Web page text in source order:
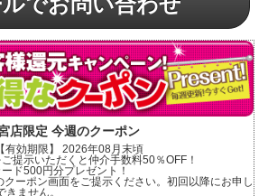
店限定 今週のクーポン
有効期限】 2026年08月末頃
提示いただくと仲介手数料50％OFF！
ド500円分プレゼント！
ーポン画面をご提示ください。初回以降にお申し
ません。